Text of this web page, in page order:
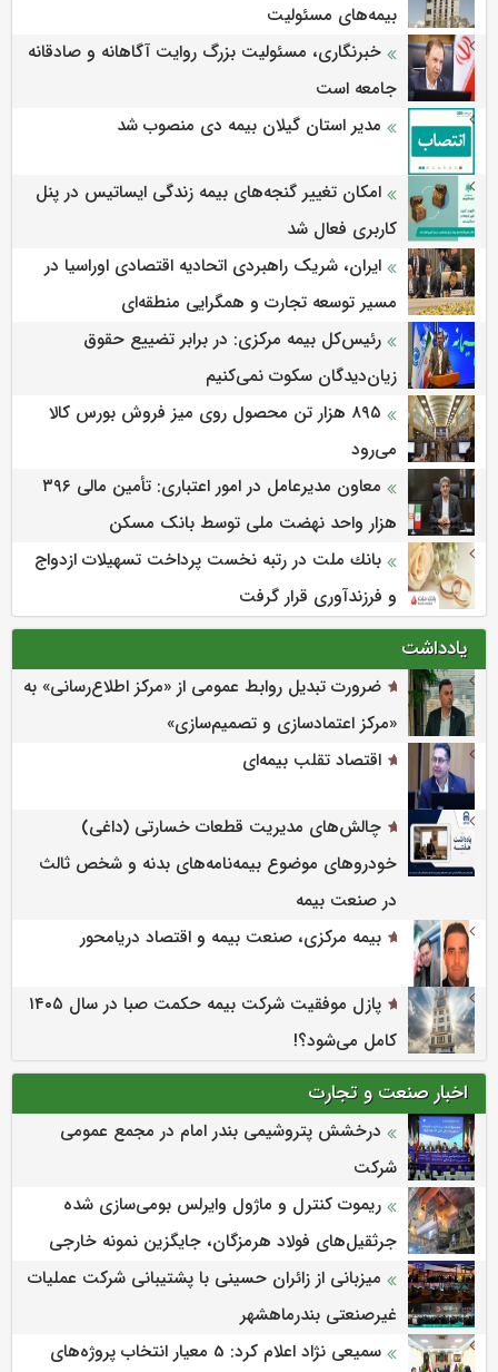
بیمه‌های مسئولیت
خبرنگاری، مسئولیت بزرگ روایت آگاهانه و صادقانه
جامعه است
مدیر استان گیلان بیمه دی منصوب شد
امکان تغییر گنجه‌های بیمه زندگی ایساتیس در پنل
کاربری فعال شد
ایران، شریک راهبردی اتحادیه اقتصادی اوراسیا در
مسیر توسعه تجارت و همگرایی منطقه‌ای
رئیس‌کل بیمه مرکزی: در برابر تضییع حقوق
زیان‌دیدگان سکوت نمی‌کنیم
۸۹۵ هزار تن محصول روی میز فروش بورس کالا
می‌‌رود
معاون مدیرعامل در امور اعتباری: تأمین مالی ۳۹۶
هزار واحد نهضت ملی توسط بانک مسکن
بانك ملت در رتبه نخست پرداخت تسهیلات ازدواج
و فرزندآوری قرار گرفت
یادداشت
ضرورت تبدیل روابط عمومی از «مرکز اطلاع‌رسانی» به
«مرکز اعتمادسازی و تصمیم‌سازی»
اقتصاد تقلب بیمه‌ای
چالش‌های مدیریت قطعات خسارتی (داغی)
خودروهای موضوع بیمه‌نامه‌های بدنه و شخص ثالث
در صنعت بیمه
بیمه مرکزی، صنعت بیمه و اقتصاد دریامحور
پازل موفقیت شرکت بیمه حکمت صبا در سال ۱۴۰۵
کامل می‌شود؟!
اخبار صنعت و تجارت
درخشش پتروشیمی بندر امام در مجمع عمومی
شرکت
ریموت کنترل و ماژول وایرلس بومی‌سازی شده
جرثقیل‌های فولاد هرمزگان، جایگزین نمونه خارجی
میزبانی از زائران حسینی با پشتیبانی شرکت عملیات
غیرصنعتی بندرماهشهر
سمیعی‌ نژاد اعلام کرد: 5 معیار انتخاب پروژه‌های